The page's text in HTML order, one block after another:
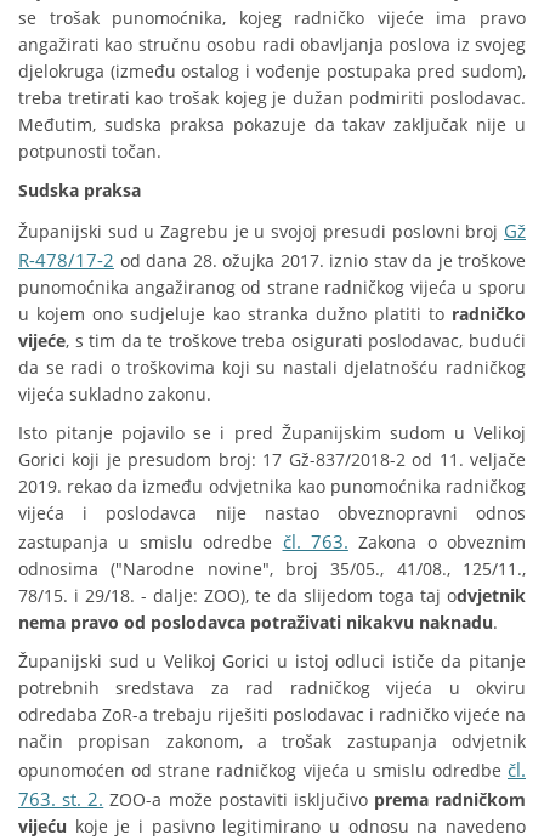
se trošak punomoćnika, kojeg radničko vijeće ima pravo
angažirati kao stručnu osobu radi obavljanja poslova iz svojeg
djelokruga (između ostalog i vođenje postupaka pred sudom),
treba tretirati kao trošak kojeg je dužan podmiriti poslodavac.
Međutim, sudska praksa pokazuje da takav zaključak nije u
potpunosti točan.
Sudska praksa
Županijski sud u Zagrebu je u svojoj presudi poslovni broj Gž
R-478/17-2 od dana 28. ožujka 2017. iznio stav da je troškove
punomoćnika angažiranog od strane radničkog vijeća u sporu
u kojem ono sudjeluje kao stranka dužno platiti to radničko
vijeće, s tim da te troškove treba osigurati poslodavac, budući
da se radi o troškovima koji su nastali djelatnošću radničkog
vijeća sukladno zakonu.
Isto pitanje pojavilo se i pred Županijskim sudom u Velikoj
Gorici koji je presudom broj: 17 Gž-837/2018-2 od 11. veljače
2019. rekao da između odvjetnika kao punomoćnika radničkog
vijeća i poslodavca nije nastao obveznopravni odnos
zastupanja u smislu odredbe čl. 763. Zakona o obveznim
odnosima ("Narodne novine", broj 35/05., 41/08., 125/11.,
78/15. i 29/18. - dalje: ZOO), te da slijedom toga taj odvjetnik
nema pravo od poslodavca potraživati nikakvu naknadu.
Županijski sud u Velikoj Gorici u istoj odluci ističe da pitanje
potrebnih sredstava za rad radničkog vijeća u okviru
odredaba ZoR-a trebaju riješiti poslodavac i radničko vijeće na
način propisan zakonom, a trošak zastupanja odvjetnik
opunomoćen od strane radničkog vijeća u smislu odredbe čl.
763. st. 2. ZOO-a može postaviti isključivo prema radničkom
vijeću koje je i pasivno legitimirano u odnosu na navedeno